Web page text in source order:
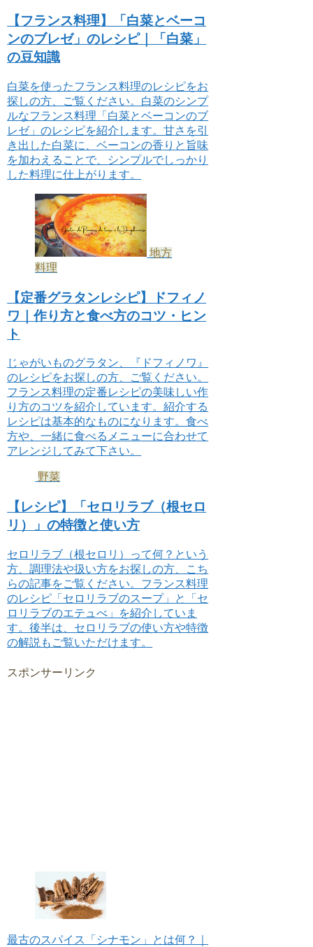
【フランス料理】「白菜とベーコ
ンのブレゼ」のレシピ｜「白菜」
の豆知識
白菜を使ったフランス料理のレシピをお
探しの方、ご覧ください。白菜のシンプ
ルなフランス料理「白菜とベーコンのブ
レゼ」のレシピを紹介します。甘さを引
き出した白菜に、ベーコンの香りと旨味
を加わえることで、シンプルでしっかり
した料理に仕上がります。
地方
料理
【定番グラタンレシピ】ドフィノ
ワ｜作り方と食べ方のコツ・ヒン
ト
じゃがいものグラタン、『ドフィノワ』
のレシピをお探しの方、ご覧ください。
フランス料理の定番レシピの美味しい作
り方のコツを紹介しています。紹介する
レシピは基本的なものになります。食べ
方や、一緒に食べるメニューに合わせて
アレンジしてみて下さい。
野菜
【レシピ】「セロリラブ（根セロ
リ）」の特徴と使い方
セロリラブ（根セロリ）って何？という
方、調理法や扱い方をお探しの方、こち
らの記事をご覧ください。フランス料理
のレシピ「セロリラブのスープ」と「セ
ロリラブのエテュべ」を紹介していま
す。後半は、セロリラブの使い方や特徴
の解説もご覧いただけます。
スポンサーリンク
最古のスパイス「シナモン」とは何？｜